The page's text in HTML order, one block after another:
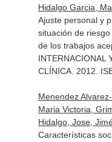
Hidalgo Garcia,
Ajuste personal y
situación de riesgo
de los trabajos
INTERNACIONAL
CLÍNICA. 2012.
Menendez
Maria Victoria,
Hidalgo, Jose,
Características